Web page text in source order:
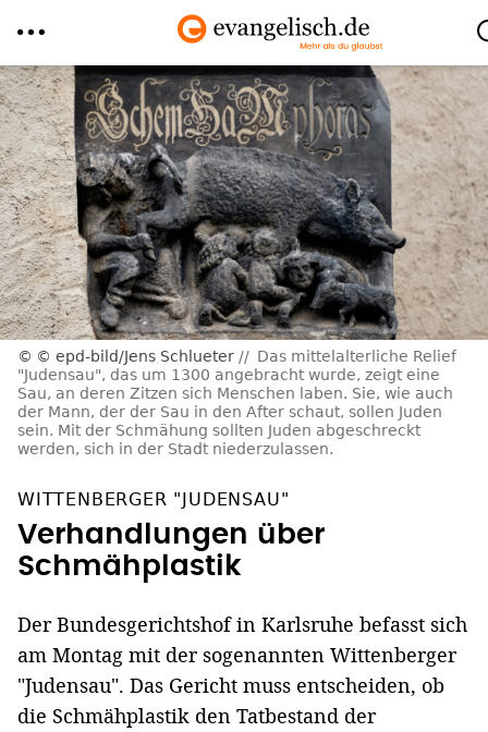
Direkt
zum
Inhalt
© epd-bild/Jens Schlueter
Das mittelalterliche Relief
"Judensau", das um 1300 angebracht wurde, zeigt eine
Sau, an deren Zitzen sich Menschen laben. Sie, wie auch
der Mann, der der Sau in den After schaut, sollen Juden
sein. Mit der Schmähung sollten Juden abgeschreckt
werden, sich in der Stadt niederzulassen.
WITTENBERGER "JUDENSAU"
Verhandlungen über
Schmähplastik
Der Bundesgerichtshof in Karlsruhe befasst sich
am Montag mit der sogenannten Wittenberger
"Judensau". Das Gericht muss entscheiden, ob
die Schmähplastik den Tatbestand der